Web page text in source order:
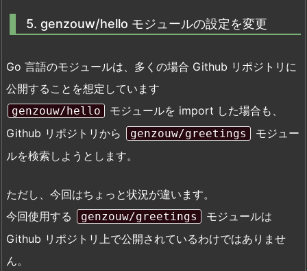
5. genzouw/hello モジュールの設定を変更
Go 言語のモジュールは、多くの場合 Github リポジトリに
公開することを想定しています
genzouw/hello
モジュールを import した場合も、
Github リポジトリから
genzouw/greetings
モジュー
ルを検索しようとします。
ただし、今回はちょっと状況が違います。
今回使用する
genzouw/greetings
モジュールは
Github リポジトリ上で公開されているわけではありませ
ん。